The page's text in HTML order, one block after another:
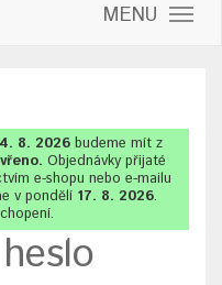
MENU
8. 2026 budeme mít z
Objednávky přijaté
e-shopu nebo e-mailu
v pondělí 17. 8. 2026.